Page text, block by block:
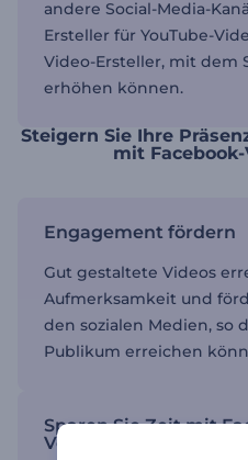
andere Social-Media-
Ersteller für YouTube-
Video-Ersteller, mit dem
erhöhen können.
Steigern Sie Ihre
mit
Engagement fördern
Gut gestaltete Videos
Aufmerksamkeit und
den sozialen Medien, so
Publikum erreichen
Sparen Sie Zeit mit
Vorlagen